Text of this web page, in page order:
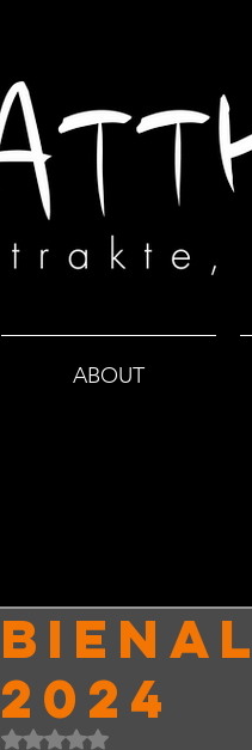
ABOUT
2024
Mit NaN von 5 Sternen